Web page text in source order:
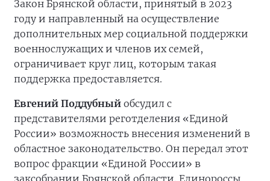
Закон Брянской области, принятый в 2023
году и направленный на осуществление
дополнительных мер социальной поддержки
военнослужащих и членов их семей,
ограничивает круг лиц, которым такая
поддержка предоставляется.
Евгений Поддубный обсудил с
представителями реготделения «Единой
России» возможность внесения изменений в
областное законодательство. Он передал этот
вопрос фракции «Единой России» в